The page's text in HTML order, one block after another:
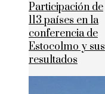
Participación de
113 países en la
conferencia de
Estocolmo y sus
resultados